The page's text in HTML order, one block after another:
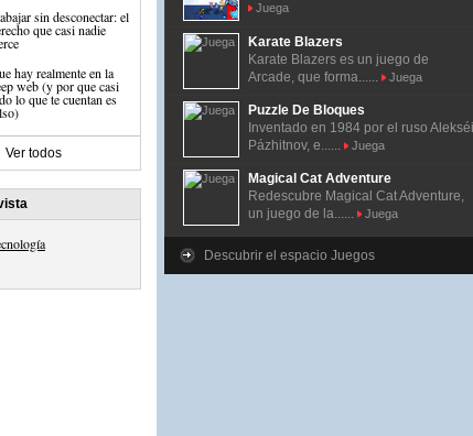
sin desconectar: el
que casi nadie
hay realmente en la
web (y por que casi
lo que te cuentan es
Ver todos
Juega
Karate Blazers
Karate Blazers es un juego de
Arcade, que forma......
Juega
Puzzle De Bloques
Inventado en 1984 por el ruso Alekséi
Pázhitnov, e......
Juega
Magical Cat Adventure
Redescubre Magical Cat Adventure,
un juego de la......
Juega
Descubrir el espacio Juegos